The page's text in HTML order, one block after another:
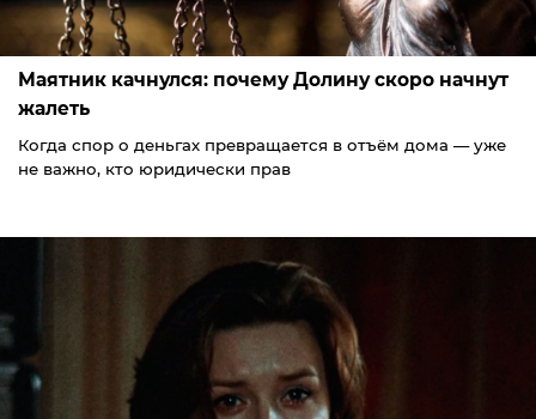
Маятник качнулся: почему Долину скоро начнут
жалеть
Когда спор о деньгах превращается в отъём дома — уже
не важно, кто юридически прав